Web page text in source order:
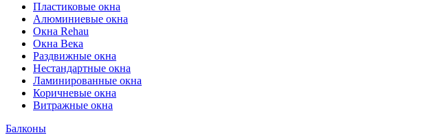
Пластиковые окна
Алюминиевые окна
Окна Rehau
Окна Века
Раздвижные окна
Нестандартные окна
Ламинированные окна
Коричневые окна
Витражные окна
Балконы